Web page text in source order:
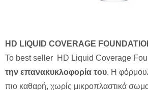
HD LIQUID COVERAGE
Το best seller HD Liquid Coverage
την επανακυκλοφορία του. Η
πιο καθαρή, χωρίς μικροπλαστικά